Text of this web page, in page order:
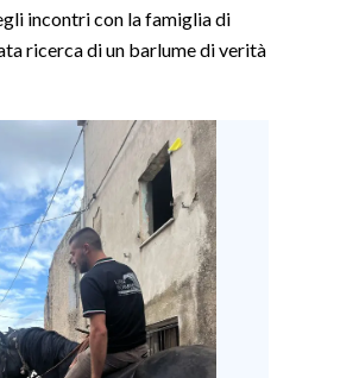
incontri con la famiglia di
ricerca di un barlume di verità